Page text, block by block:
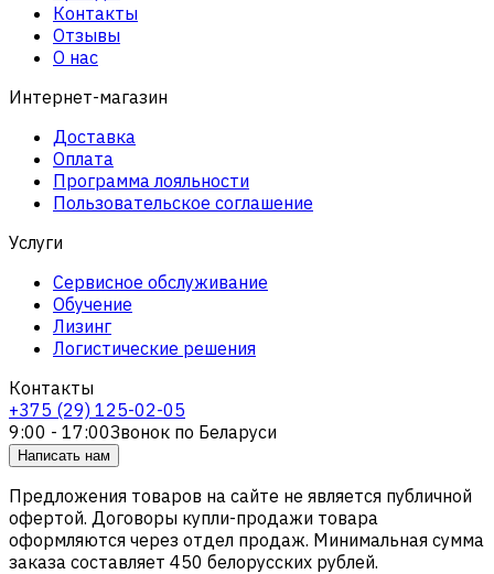
Контакты
Отзывы
О нас
Интернет-магазин
Доставка
Оплата
Программа лояльности
Пользовательское соглашение
Услуги
Сервисное обслуживание
Обучение
Лизинг
Логистические решения
Контакты
+375 (29) 125-02-05
9:00 - 17:00Звонок по Беларуси
Написать нам
Предложения товаров на сайте не является публичной
офертой. Договоры купли-продажи товара
оформляются через отдел продаж. Минимальная сумма
заказа составляет 450 белорусских рублей.